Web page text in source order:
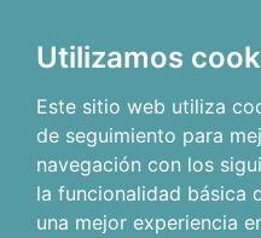
Utilizamos
Este sitio web utiliza
de seguimiento para
navegación con los
la funcionalidad básica
una mejor experiencia